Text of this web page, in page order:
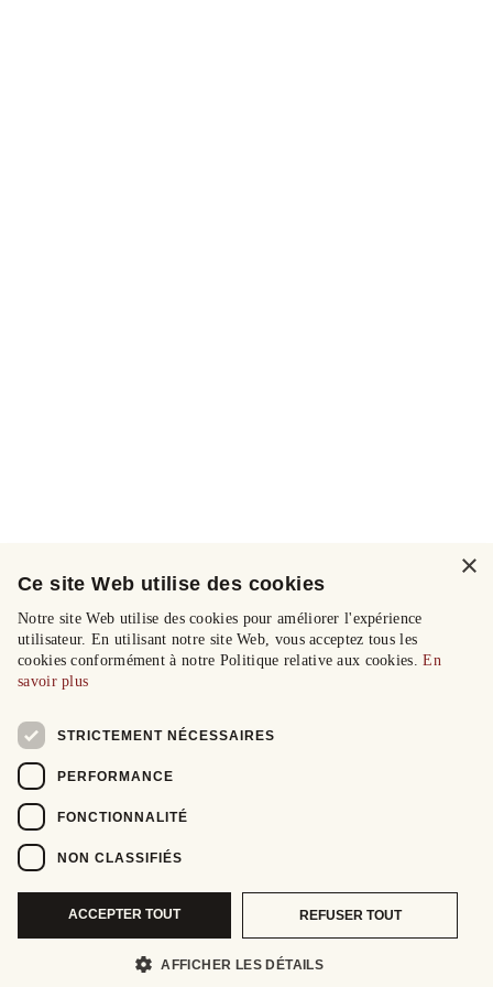
×
Ce site Web utilise des cookies
Notre site Web utilise des cookies pour améliorer l'expérience
utilisateur. En utilisant notre site Web, vous acceptez tous les
cookies conformément à notre Politique relative aux cookies.En
savoir plus
STRICTEMENT NÉCESSAIRES
PERFORMANCE
FONCTIONNALITÉ
NON CLASSIFIÉS
ACCEPTER TOUT REFUSER TOUT
AFFICHER LES DÉTAILS